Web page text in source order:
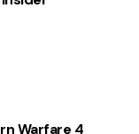
Warfare 4